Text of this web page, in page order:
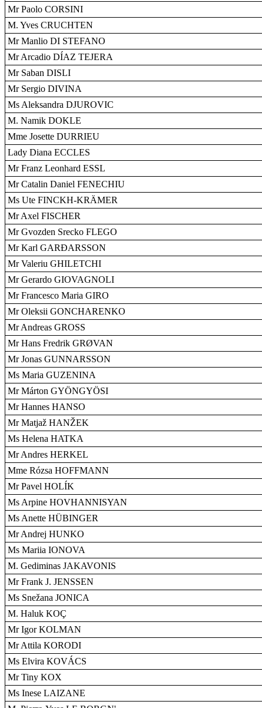
Mr Paolo CORSINI
M. Yves CRUCHTEN
Mr Manlio DI STEFANO
Mr Arcadio DÍAZ TEJERA
Mr Saban DISLI
Mr Sergio DIVINA
Ms Aleksandra DJUROVIC
M. Namik DOKLE
Mme Josette DURRIEU
Lady Diana ECCLES
Mr Franz Leonhard ESSL
Mr Catalin Daniel FENECHIU
Ms Ute FINCKH-KRÄMER
Mr Axel FISCHER
Mr Gvozden Srecko FLEGO
Mr Karl GARÐARSSON
Mr Valeriu GHILETCHI
Mr Gerardo GIOVAGNOLI
Mr Francesco Maria GIRO
Mr Oleksii GONCHARENKO
Mr Andreas GROSS
Mr Hans Fredrik GRØVAN
Mr Jonas GUNNARSSON
Ms Maria GUZENINA
Mr Márton GYÖNGYÖSI
Mr Hannes HANSO
Mr Matjaž HANŽEK
Ms Helena HATKA
Mr Andres HERKEL
Mme Rózsa HOFFMANN
Mr Pavel HOLÍK
Ms Arpine HOVHANNISYAN
Ms Anette HÜBINGER
Mr Andrej HUNKO
Ms Mariia IONOVA
M. Gediminas JAKAVONIS
Mr Frank J. JENSSEN
Ms Snežana JONICA
M. Haluk KOÇ
Mr Igor KOLMAN
Mr Attila KORODI
Ms Elvira KOVÁCS
Mr Tiny KOX
Ms Inese LAIZANE